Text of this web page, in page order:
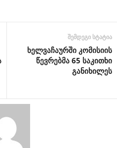
შემდეგი სტატია
ხელვაჩაურში კომისიის
წევრებმა 65 საკითხი
განიხილეს